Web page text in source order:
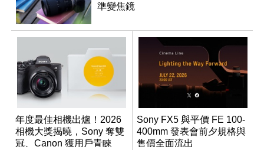
準變焦鏡
年度最佳相機出爐！2026
相機大獎揭曉，Sony 奪雙
冠、Canon 獲用戶青睞
Sony FX5 與平價 FE 100-
400mm 發表會前夕規格與
售價全面流出